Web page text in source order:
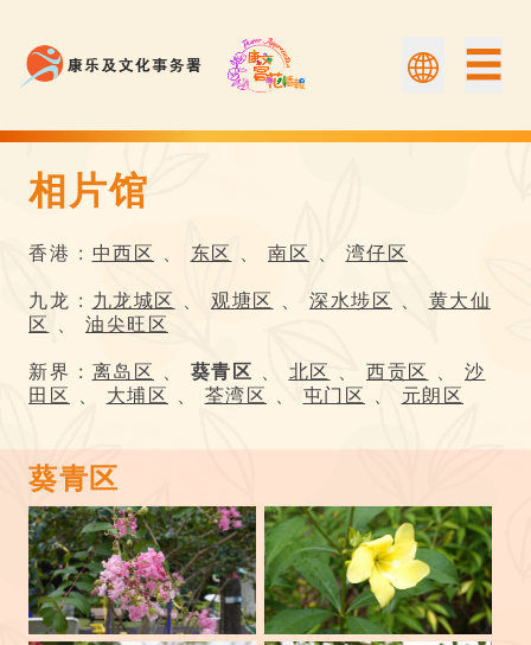
☰
相片馆 | Flower Appreciation 康文賞花情報
相片馆
香港 : 中西区 、 东区 、 南区 、 湾仔区
九龙 : 九龙城区 、 观塘区 、 深水埗区 、 黄大仙
区 、 油尖旺区
新界 : 离岛区 、 葵青区 、 北区 、 西贡区 、 沙
田区 、 大埔区 、 荃湾区 、 屯门区 、 元朗区
葵青区